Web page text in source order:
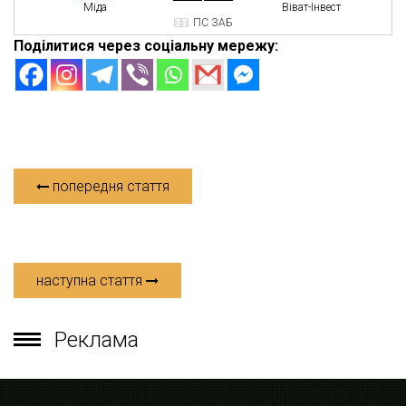
Міда
Віват-Інвест
ПС ЗАБ
Поділитися через соціальну мережу:
попередня стаття
наступна стаття
Реклама